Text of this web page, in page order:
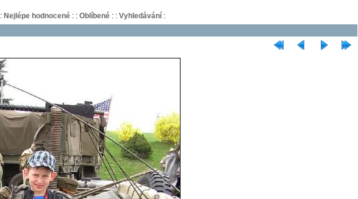
: Nejlépe hodnocené: : Oblíbené: : Vyhledávání: